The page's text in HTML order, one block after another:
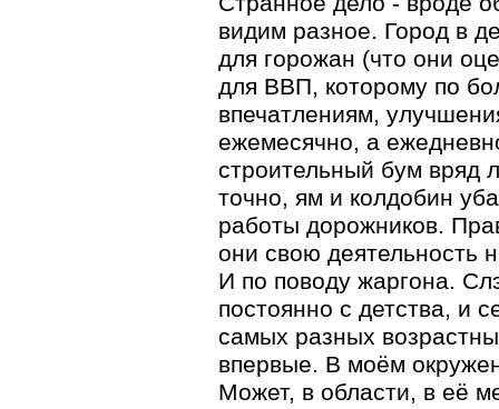
видим разное. Город в
для горожан (что они
для ВВП, которому по
впечатлениям,
ежемесячно, а
строительный бум вряд
точно, ям и колдобин
работы дорожников.
они свою деятельность
И по поводу жаргона.
постоянно с детства, и
самых разных
впервые. В моём
Может, в области, в её